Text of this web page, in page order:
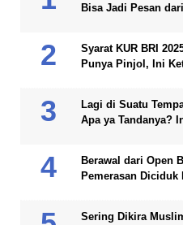
Bisa Jadi Pesan
Syarat KUR BRI
Punya Pinjol, Ini
Lagi di Suatu
Apa ya Tandanya?
Berawal dari Open
Pemerasan
Sering Dikira